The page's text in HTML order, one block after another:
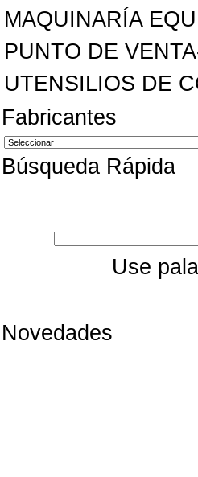
MAQUINARÍA
PUNTO DE
UTENSILIOS DE
Fabricantes
Búsqueda Rápida
Use
Novedades